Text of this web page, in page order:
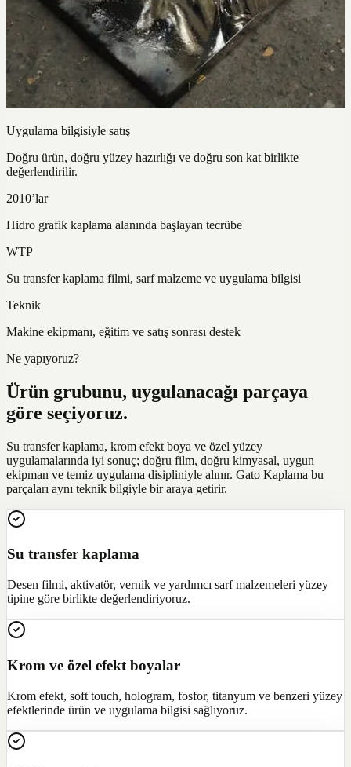
Uygulama bilgisiyle satış
Doğru ürün, doğru yüzey hazırlığı ve doğru son kat birlikte
değerlendirilir.
2010’lar
Hidro grafik kaplama alanında başlayan tecrübe
WTP
Su transfer kaplama filmi, sarf malzeme ve uygulama bilgisi
Teknik
Makine ekipmanı, eğitim ve satış sonrası destek
Ne yapıyoruz?
Ürün grubunu, uygulanacağı parçaya
göre seçiyoruz.
Su transfer kaplama, krom efekt boya ve özel yüzey
uygulamalarında iyi sonuç; doğru film, doğru kimyasal, uygun
ekipman ve temiz uygulama disipliniyle alınır. Gato Kaplama bu
parçaları aynı teknik bilgiyle bir araya getirir.
Su transfer kaplama
Desen filmi, aktivatör, vernik ve yardımcı sarf malzemeleri yüzey
tipine göre birlikte değerlendiriyoruz.
Krom ve özel efekt boyalar
Krom efekt, soft touch, hologram, fosfor, titanyum ve benzeri yüzey
efektlerinde ürün ve uygulama bilgisi sağlıyoruz.